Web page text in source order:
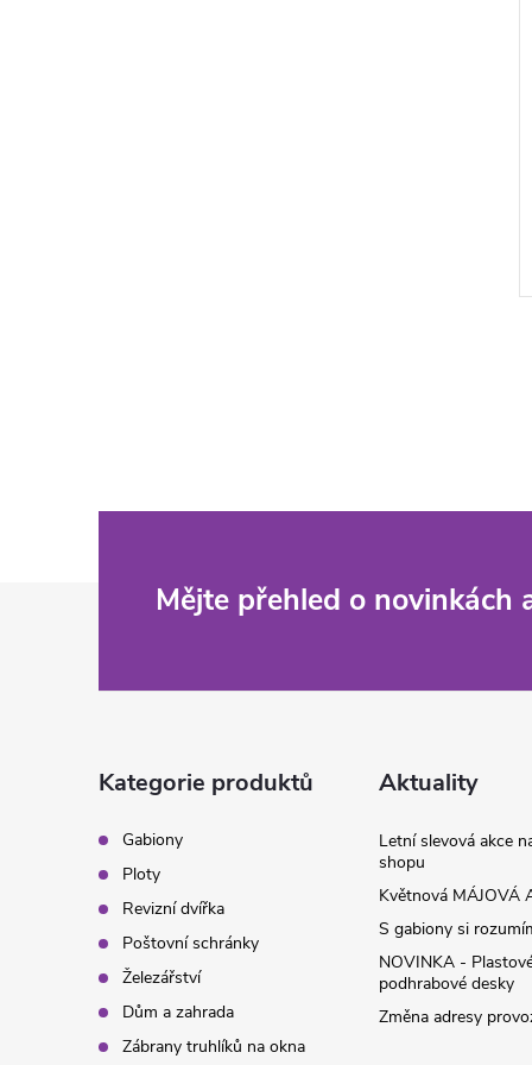
Mějte přehled o novinkách
Kategorie produktů
Gabiony
Ploty
Revizní dvířka
Poštovní schránky
Železářství
Dům a zahrada
Zábrany truhlíků na okna
Aktuality
Letní slevová akce
shopu
Květnová MÁJOVÁ
S gabiony si
NOVINKA -
podhrabové desky
Změna adresy